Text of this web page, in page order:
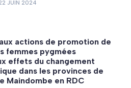
JUIN 2024
actions de promotion de
femmes pygmées
effets du changement
dans les provinces de
Maindombe en RDC